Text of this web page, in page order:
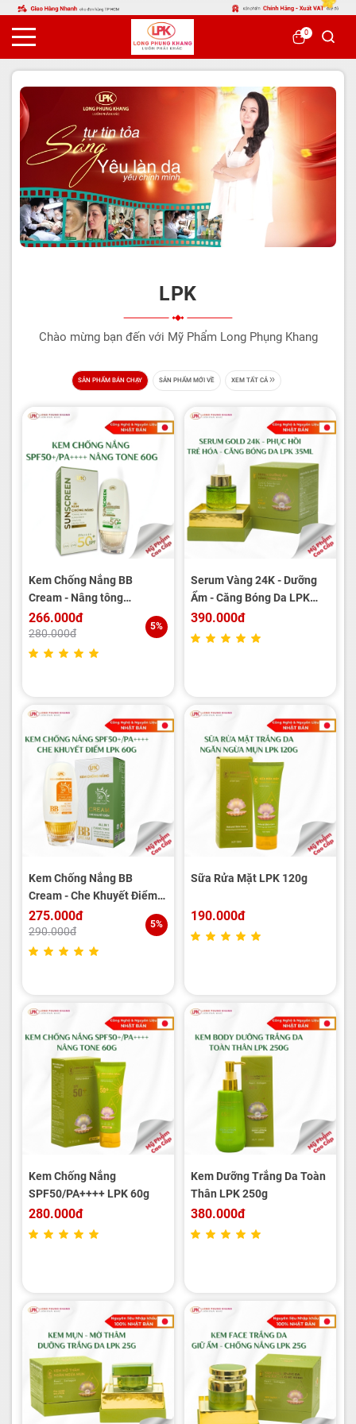
0
LPK
Chào mừng bạn đến với Mỹ Phẩm Long Phụng Khang
SẢN PHẨM BÁN CHẠY SẢN PHẨM MỚI VỀ XEM TẤT CẢ
Kem Chống Nắng BB
Cream - Nâng tông
SPF50+/PA++++ LPK 60g
266.000đ
280.000đ
5%
Serum Vàng 24K - Dưỡng
Ẩm - Căng Bóng Da LPK
35ml
390.000đ
Kem Chống Nắng BB
Cream - Che Khuyết Điểm
SPF50+/PA++++ LPK 60g
275.000đ
290.000đ
5%
Sữa Rửa Mặt LPK 120g
190.000đ
Kem Chống Nắng
SPF50/PA++++ LPK 60g
280.000đ
Kem Dưỡng Trắng Da Toàn
Thân LPK 250g
380.000đ